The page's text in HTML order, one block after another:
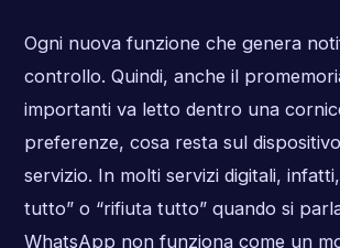
Ogni nuova funzione che genera
controllo. Quindi, anche il
importanti va letto dentro una
preferenze, cosa resta sul
servizio. In molti servizi digitali,
tutto” o “rifiuta tutto” quando si
WhatsApp non funziona come un